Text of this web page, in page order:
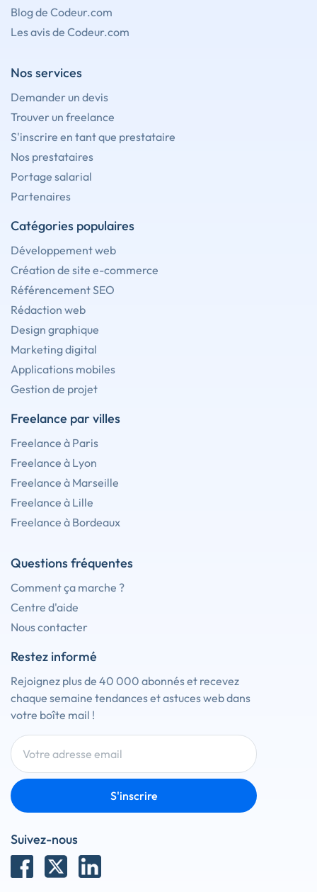
Blog de Codeur.com
Les avis de Codeur.com
Nos services
Demander un devis
Trouver un freelance
S'inscrire en tant que prestataire
Nos prestataires
Portage salarial
Partenaires
Catégories populaires
Développement web
Création de site e-commerce
Référencement SEO
Rédaction web
Design graphique
Marketing digital
Applications mobiles
Gestion de projet
Freelance par villes
Freelance à Paris
Freelance à Lyon
Freelance à Marseille
Freelance à Lille
Freelance à Bordeaux
Questions fréquentes
Comment ça marche ?
Centre d'aide
Nous contacter
Restez informé
Rejoignez plus de 40 000 abonnés et recevez
chaque semaine tendances et astuces web dans
votre boîte mail !
S'inscrire
Suivez-nous